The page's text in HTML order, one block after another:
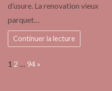
d’usure. La renovation vieux
parquet…
Continuer la lecture
Page:
1 2 94 Next
»